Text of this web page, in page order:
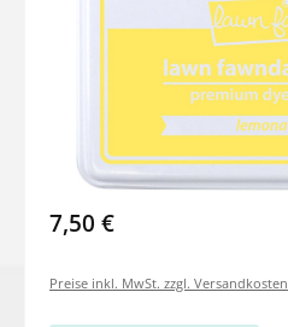
7,50 €
Preise inkl. MwSt. zzgl. Versandkosten